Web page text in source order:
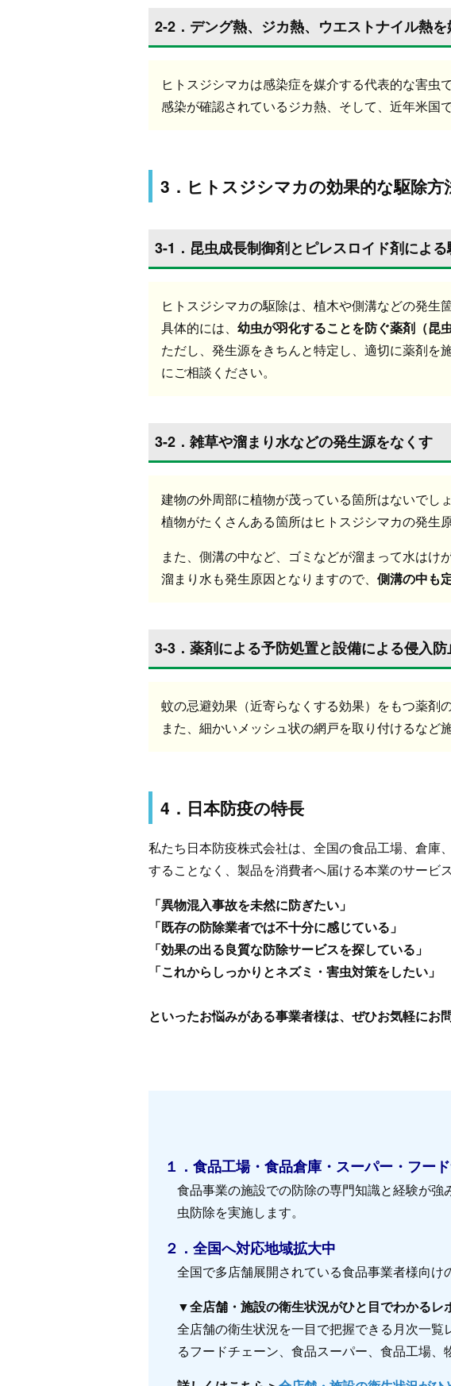
2-2．デング熱、ジカ熱、ウエストナイル熱
ヒトスジシマカは感染症を媒介する代表的な害
感染が確認されているジカ熱、そして、近年米国
3．ヒトスジシマカの効果的な駆除方
3-1．昆虫成長制御剤とピレスロイド剤によ
ヒトスジシマカの駆除は、植木や側溝などの発生
具体的には、 幼虫が羽化することを防ぐ薬剤（昆
ただし、発生源をきちんと特定し、適切に薬剤を
にご相談ください。
3-2．雑草や溜まり水などの発生源をなくす
建物の外周部に植物が茂っている箇所はないでし
植物がたくさんある箇所はヒトスジシマカの発生
また、側溝の中など、ゴミなどが溜まって水はけ
溜まり水も発生原因となりますので、 側溝の中も
3-3．薬剤による予防処置と設備による侵入
蚊の忌避効果（近寄らなくする効果）をもつ薬剤
また、細かいメッシュ状の網戸を取り付けるなど
4．日本防疫の特長
私たち日本防疫株式会社は、全国の食品工場、倉庫
することなく、製品を消費者へ届ける本業のサービ
「異物混入事故を未然に防ぎたい」
「既存の防除業者では不十分に感じている」
「効果の出る良質な防除サービスを探している」
「これからしっかりとネズミ・害虫対策をしたい」
といったお悩みがある事業者様は、ぜひお気軽にお
１．食品工場・食品倉庫・スーパー・フー
食品事業の施設での防除の専門知識と経験が
虫防除を実施します。
２．全国へ対応地域拡大中
全国で多店舗展開されている食品事業者様向け
▼全店舗・施設の衛生状況がひと目でわかるレ
全店舗の衛生状況を一目で把握できる月次一
るフードチェーン、食品スーパー、食品工場、